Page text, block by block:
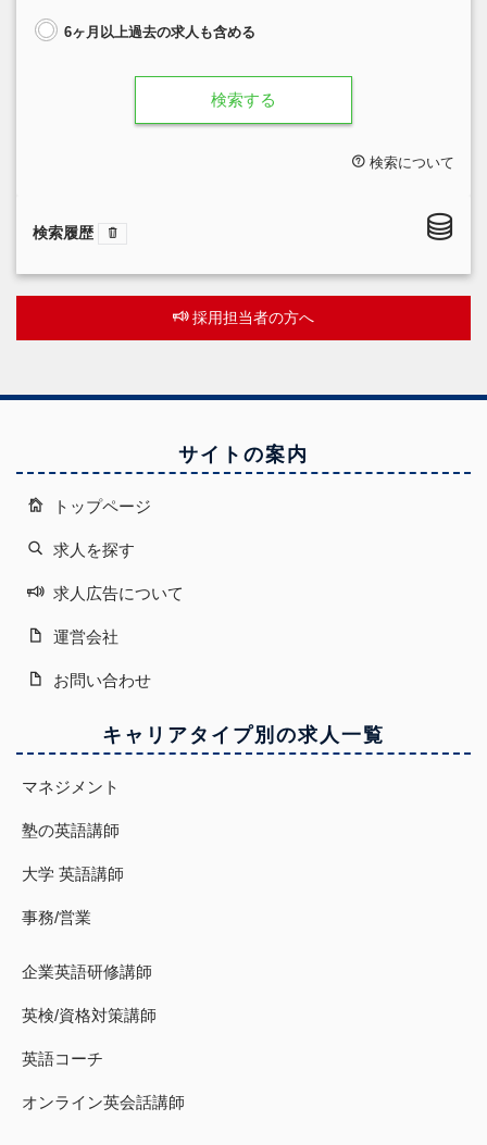
6ヶ月以上過去の求人も含める
検索する
検索について
検索履歴
採用担当者の方へ
サイトの案内
トップページ
求人を探す
求人広告について
運営会社
お問い合わせ
キャリアタイプ別の求人一覧
マネジメント
塾の英語講師
大学 英語講師
事務/営業
企業英語研修講師
英検/資格対策講師
英語コーチ
オンライン英会話講師